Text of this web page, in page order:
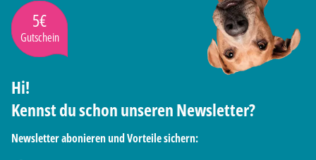
5€
Gutschein
Hi!
Kennst du schon unseren Newsletter?
Newsletter abonieren und Vorteile sichern: